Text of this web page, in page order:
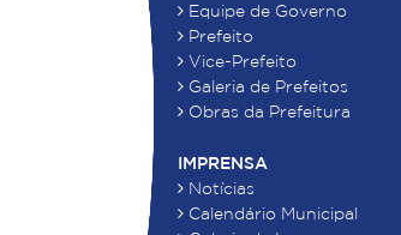
Equipe de Governo
Prefeito
Vice-Prefeito
Galeria de Prefeitos
Obras da Prefeitura
IMPRENSA
Notícias
Calendário Municipal